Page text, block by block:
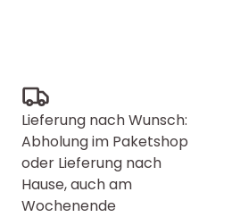
Lieferung nach Wunsch:
Abholung im Paketshop
oder Lieferung nach
Hause, auch am
Wochenende